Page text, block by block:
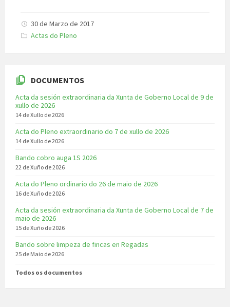
30 de Marzo de 2017
Categories:
Actas do Pleno
DOCUMENTOS
Acta da sesión extraordinaria da Xunta de Goberno Local de 9 de
xullo de 2026
14 de Xullo de 2026
Acta do Pleno extraordinario do 7 de xullo de 2026
14 de Xullo de 2026
Bando cobro auga 1S 2026
22 de Xuño de 2026
Acta do Pleno ordinario do 26 de maio de 2026
16 de Xuño de 2026
Acta da sesión extraordinaria da Xunta de Goberno Local de 7 de
maio de 2026
15 de Xuño de 2026
Bando sobre limpeza de fincas en Regadas
25 de Maio de 2026
Todos os documentos